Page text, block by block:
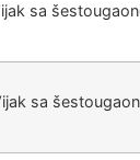
sa
sa